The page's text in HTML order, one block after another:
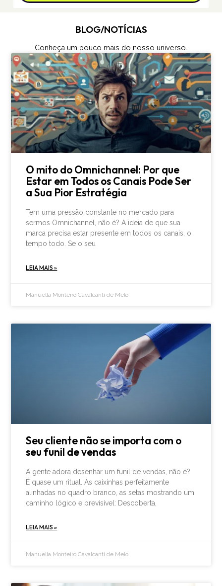
BLOG/NOTÍCIAS
Conheça um pouco mais do nosso universo.
O mito do Omnichannel: Por que
Estar em Todos os Canais Pode Ser
a Sua Pior Estratégia
Tem uma pressão constante no mercado para
sermos Omnichannel, não é? A ideia de que sua
marca precisa estar presente em todos os canais, o
tempo todo. Se o seu
LEIA MAIS »
Manuella Monteiro Cavalcanti de Melo
Seu cliente não se importa com o
seu funil de vendas
A gente adora desenhar um funil de vendas, não é?
É quase um ritual. As caixinhas perfeitamente
alinhadas no quadro branco, as setas mostrando um
caminho lógico e previsível: Descoberta,
LEIA MAIS »
Manuella Monteiro Cavalcanti de Melo